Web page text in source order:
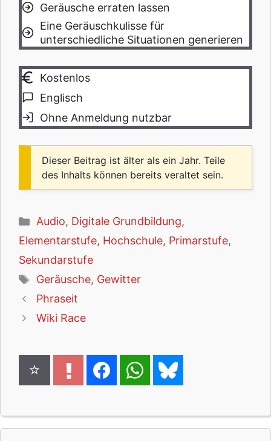
Geräusche erraten lassen
Eine Geräuschkulisse für
unterschiedliche Situationen generieren
Kostenlos
Englisch
Ohne Anmeldung nutzbar
Dieser Beitrag ist älter als ein Jahr. Teile
des Inhalts können bereits veraltet sein.
Kategorien
Audio, Digitale Grundbildung,
Elementarstufe, Hochschule, Primarstufe,
Sekundarstufe
Schlagwörter
Geräusche, Gewitter
Phraseit
Wiki Race